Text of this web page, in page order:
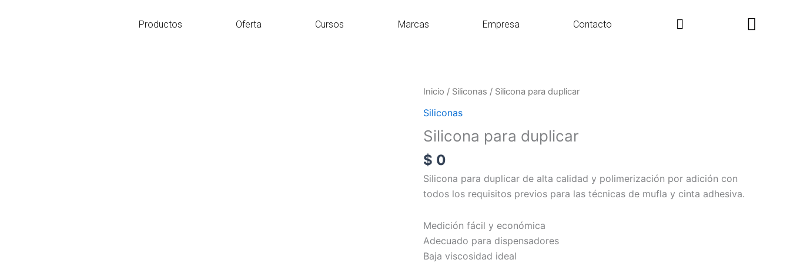
Productos Oferta Cursos Marcas Empresa Contacto Search
Inicio / Siliconas / Silicona para duplicar
Siliconas
Silicona para duplicar
$ 0
Silicona para duplicar de alta calidad y polimerización por adición con
todos los requisitos previos para las técnicas de mufla y cinta adhesiva.
Medición fácil y económica
Adecuado para dispensadores
Baja viscosidad ideal
Silicona
para
cantidad